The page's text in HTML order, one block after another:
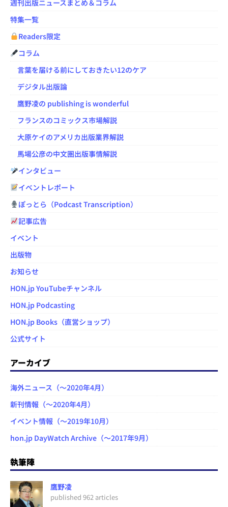
週刊出版ニュースまとめ＆コラム
特集一覧
Readers限定
コラム
言葉を届ける前にしておきたい12のケア
デジタル出版論
鷹野凌の publishing is wonderful
フランスのコミックス市場解説
大原ケイのアメリカ出版業界解説
馬場公彦の中文圏出版事情解説
インタビュー
イベントレポート
ぽっとら（Podcast Transcription）
記事広告
イベント
出版物
お知らせ
HON.jp YouTubeチャンネル
HON.jp Podcasting
HON.jp Books（直営ショップ）
公式サイト
アーカイブ
海外ニュース（～2020年4月）
新刊情報（～2020年4月）
イベント情報（～2019年10月）
hon.jp DayWatch Archive（～2017年9月）
執筆陣
鷹野凌
published 962 articles